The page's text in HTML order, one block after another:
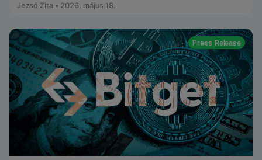
Jezsó Zita • 2026. május 18.
Press Release